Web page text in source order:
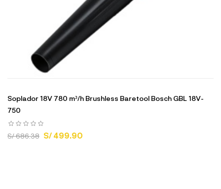
Soplador 18V 780 m³/h Brushless Baretool Bosch GBL 18V-
750
S/ 686.38 S/ 499.90